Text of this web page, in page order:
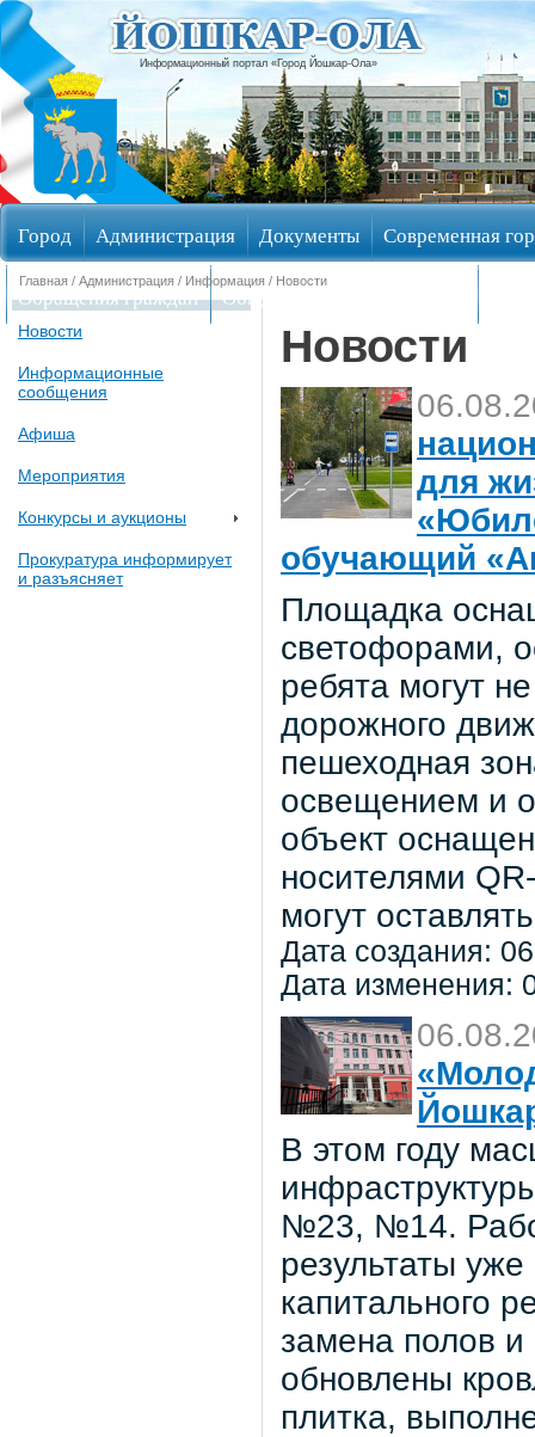
Информационный портал «Город Йошкар-Ола»
Город Администрация Документы Современная
Обращения граждан Общественные обсуждения
Главная / Администрация / Информация / Новости
Новости
Информационные
сообщения
Афиша
Мероприятия
Конкурсы и аукционы
Прокуратура информирует
и разъясняет
Новости
для
обучающий
Площадка
светофорами,
ребята могут
дорожного
пешеходная
освещением и
объект
носителями
могут
Дата создания:
Дата изменения:
В этом году
№23, №14.
результаты
капитального
замена полов
обновлены
плитка,